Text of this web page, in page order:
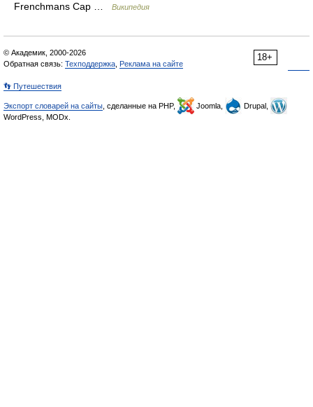
Frenchmans Cap …
Википедия
18+
© Академик, 2000-2026
Обратная связь: Техподдержка Реклама на сайте
👣 Путешествия
Экспорт словарей на сайты , сделанные на PHP, Joomla,
Drupal,
WordPress, MODx.